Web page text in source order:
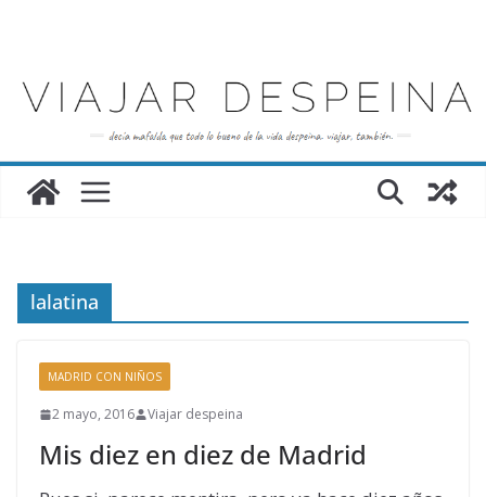
lalatina
MADRID CON NIÑOS
2 mayo, 2016 Viajar despeina
Mis diez en diez de Madrid